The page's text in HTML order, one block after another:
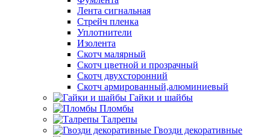
Лента сигнальная
Стрейч пленка
Уплотнители
Изолента
Скотч малярный
Скотч цветной и прозрачный
Скотч двухсторонний
Скотч армированный,алюминиевый
Гайки и шайбы
Пломбы
Талрепы
Гвозди декоративные